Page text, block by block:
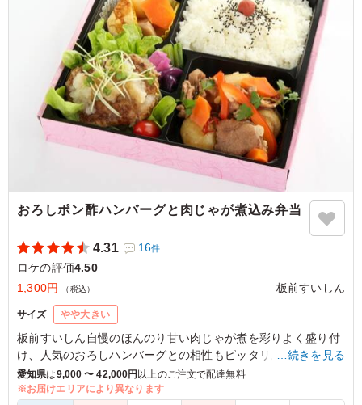
ご利用シーン：ロケ・撮影 › ロケ
愛知県名古屋市東区東桜2024/08/01
おろしポン酢ハンバーグと肉じゃが煮込み弁当
4.31 16件
ロケの評価4.50
1,300円
（税込） 板前すいしん
サイズ やや大きい
板前すいしん自慢のほんのり甘い肉じゃが煮を彩りよく盛り付
け、人気のおろしハンバーグとの相性もピッタリ。お腹に優し
い副菜も添えてあります。お肉とお野菜をしっかり組み合わせ
た肉系ガッツリ派にはオススメのお弁当です。
…続きを見る
愛知県は9,000 〜 42,000円 以上のご注文で配達無料
※お届けエリアにより異なります